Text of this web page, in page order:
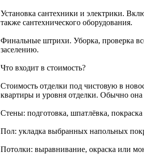
Установка сантехники и электрики.
также сантехнического оборудования.
Финальные штрихи. Уборка, проверка
заселению.
Что входит в стоимость?
Стоимость отделки под чистовую в
квартиры и уровня отделки. Обычно она
Стены: подготовка, шпатлёвка,
Пол: укладка выбранных напольных
Потолки: выравнивание, окраска или